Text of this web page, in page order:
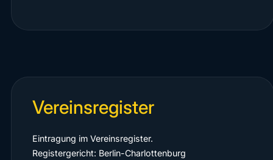
Vereinsregister
Eintragung im Vereinsregister.
Registergericht: Berlin-Charlottenburg